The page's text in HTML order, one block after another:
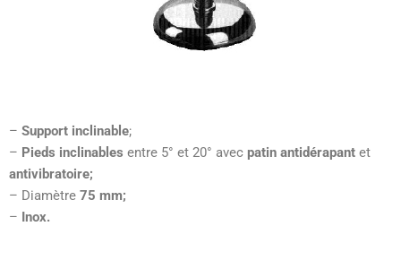
– Support inclinable;
– Pieds inclinables entre 5° et 20° avec patin antidérapant et
antivibratoire;
– Diamètre 75 mm;
– Inox.